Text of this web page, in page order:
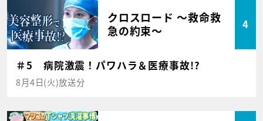
クロスロード ～救命救
急の約束～
4
＃5 病院激震！パワハラ＆医療事故!?
8月4日(火)放送分